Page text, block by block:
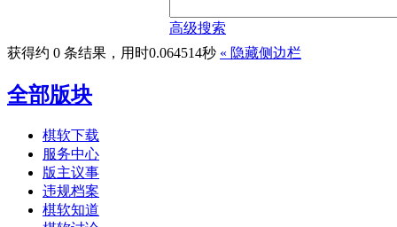
高级搜索
获得约 0 条结果，用时0.064514秒 « 隐藏侧边栏
全部版块
棋软下载
服务中心
版主议事
违规档案
棋软知道